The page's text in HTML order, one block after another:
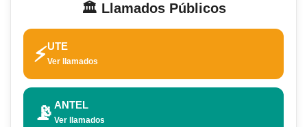
🏛️ Llamados Públicos
⚡UTE
Ver llamados
📡 ANTEL
Ver llamados